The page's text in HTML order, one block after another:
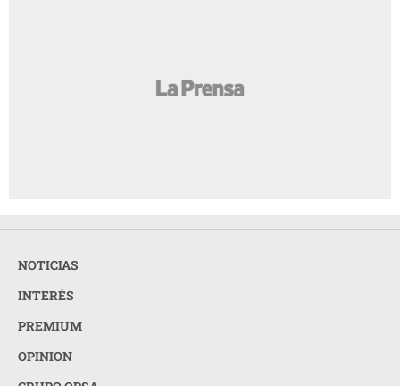
NOTICIAS
INTERÉS
PREMIUM
OPINION